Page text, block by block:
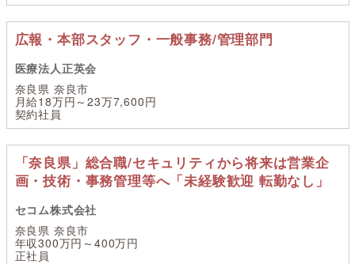
広報・本部スタッフ・一般事務/管理部門
医療法人正英会
奈良県 奈良市
月給18万円～23万7,600円
契約社員
「奈良県」総合職/セキュリティから将来は営業企
画・技術・事務管理等へ「未経験歓迎 転勤なし」
セコム株式会社
奈良県 奈良市
年収300万円～400万円
正社員